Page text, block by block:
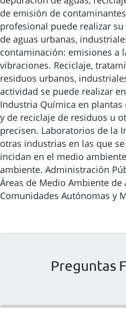
de emisión de
profesional puede realizar
de aguas urbanas,
contaminación: emisiones a
vibraciones. Reciclaje,
residuos urbanos,
actividad se puede realizar
Industria Química en
y de reciclaje de residuos u
precisen. Laboratorios de la
otras industrias en las que
incidan en el medio
ambiente. Administración
Áreas de Medio Ambiente de
Comunidades Autónomas y
Preguntas